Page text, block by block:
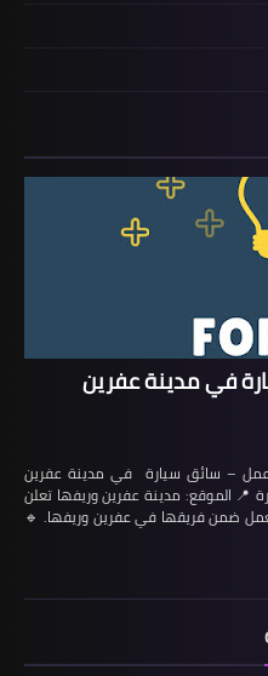
في مدينة عفرين
– سائق سيارة في مدينة عفرين
الموقع: مدينة عفرين وريفها تعلن
ضمن فريقها في عفرين وريفها. 🔹